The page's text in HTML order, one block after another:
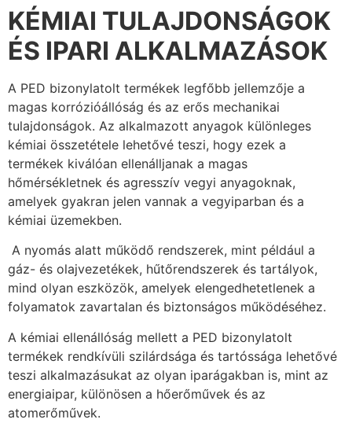
KÉMIAI TULAJDONSÁGOK
ÉS IPARI ALKALMAZÁSOK
A PED bizonylatolt termékek legfőbb jellemzője a
magas korrózióállóság és az erős mechanikai
tulajdonságok. Az alkalmazott anyagok különleges
kémiai összetétele lehetővé teszi, hogy ezek a
termékek kiválóan ellenálljanak a magas
hőmérsékletnek és agresszív vegyi anyagoknak,
amelyek gyakran jelen vannak a vegyiparban és a
kémiai üzemekben.
A nyomás alatt működő rendszerek, mint például a
gáz- és olajvezetékek, hűtőrendszerek és tartályok,
mind olyan eszközök, amelyek elengedhetetlenek a
folyamatok zavartalan és biztonságos működéséhez.
A kémiai ellenállóság mellett a PED bizonylatolt
termékek rendkívüli szilárdsága és tartóssága lehetővé
teszi alkalmazásukat az olyan iparágakban is, mint az
energiaipar, különösen a hőerőművek és az
atomerőművek.